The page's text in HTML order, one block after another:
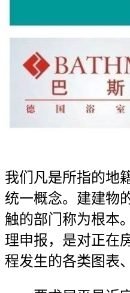
我们凡是所指的地
统一概念。建建物
触的部门称为根本
理申报，是对正在
程发生的各类图表